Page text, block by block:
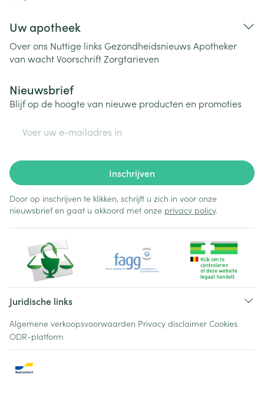
Uw apotheek
Over ons Nuttige links Gezondheidsnieuws Apotheker
van wachtVoorschriftZorgtarieven
Nieuwsbrief
Blijf op de hoogte van nieuwe producten en promoties
Inschrijven
Door op inschrijven te klikken, schrijft u zich in voor onze
nieuwsbrief en gaat u akkoord met onze privacy policy.
Juridische links
Algemene verkoopsvoorwaarden Privacy disclaimer Cookies
ODR-platform